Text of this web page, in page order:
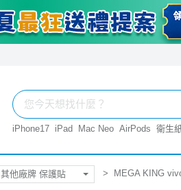
iPhone17 iPad Mac Neo AirPods 衛生
其他廠牌 保護貼 MEGA KING